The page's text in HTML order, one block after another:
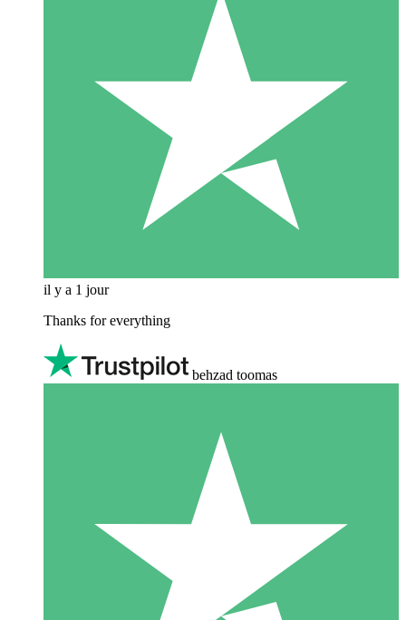
il y a 1 jour
Thanks for everything
behzad toomas